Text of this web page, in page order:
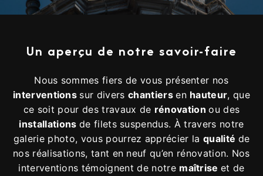
Un aperçu de notre savoir-faire
Nous sommes fiers de vous présenter nos
interventions sur divers chantiersen hauteur, que
ce soit pour des travaux de rénovationou des
installations de filets suspendus. À travers notre
galerie photo, vous pourrez apprécier la qualité de
nos réalisations, tant en neuf qu’en rénovation. Nos
interventions témoignent de notre maîtriseet de